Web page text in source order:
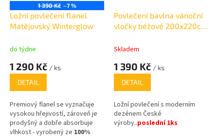
1 390 Kč –7 %
Ložní povlečení flanel
Matějovský Winterglow
do týdne
1 290 Kč / ks
DETAIL
Premiový flanel se vyznačuje
vysokou hřejivostí, zároveň je
prodyšný a dobře absorbuje
vlhkost - vyrobený ze 100%
Povlečení bavlna vánoční
vločky béžové 200x220cm
Skladem
1 390 Kč / ks
DETAIL
Ložní povlečení s moderním
dezénem České
výroby..poslední 1ks